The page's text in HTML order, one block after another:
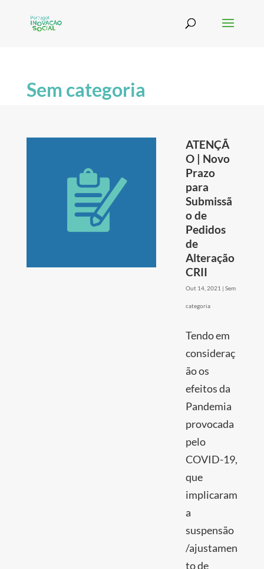
Sem categoria
ATENÇÃ
O | Novo
Prazo
para
Submissã
o de
Pedidos
de
Alteração
CRII
Out 14, 2021 | Sem
categoria
Tendo em
consideraç
ão os
efeitos da
Pandemia
provocada
pelo
COVID-19,
que
implicaram
a
suspensão
/ajustamen
to de